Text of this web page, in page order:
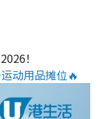
！
动用品摊位🔥